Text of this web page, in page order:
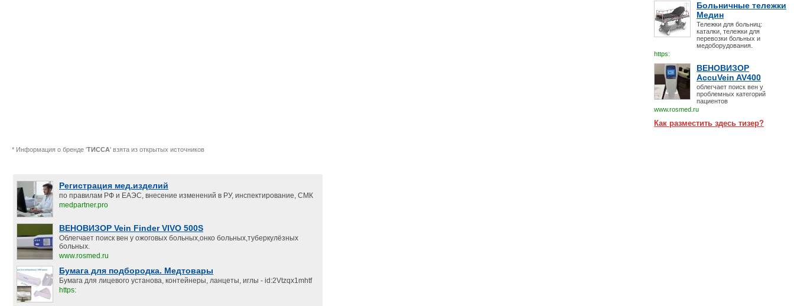
Больничные тележки
Медин
Тележки для больниц:
каталки, тележки для
перевозки больных и
медоборудования.
https:
ВЕНОВИЗОР
AccuVein AV400
облегчает поиск вен у
проблемных категорий
пациентов
www.rosmed.ru
Как разместить здесь тизер?
* Информация о бренде 'ТИССА' взята из открытых источников
Регистрация мед.изделий
по правилам РФ и ЕАЭС, внесение изменений в РУ, инспектирование, СМК
medpartner.pro
ВЕНОВИЗОР Vein Finder VIVO 500S
Облегчает поиск вен у ожоговых больных,онко больных,туберкулёзных
больных.
www.rosmed.ru
Бумага для подбородка. Медтовары
Бумага для лицевого установа, контейнеры, ланцеты, иглы - id:2Vtzqx1mhtf
https: